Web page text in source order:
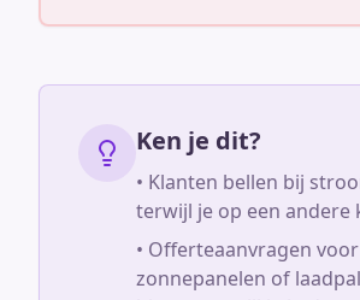
Ken je dit?
• Klanten bellen bij
terwijl je op een andere
• Offerteaanvragen voor
zonnepanelen of